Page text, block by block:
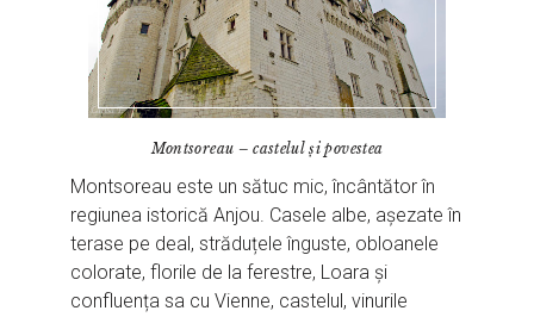
Montsoreau – castelul și povestea
Montsoreau este un sătuc mic, încântător în
regiunea istorică Anjou. Casele albe, așezate în
terase pe deal, străduțele înguste, obloanele
colorate, florile de la ferestre, Loara și
confluența sa cu Vienne, castelul, vinurile